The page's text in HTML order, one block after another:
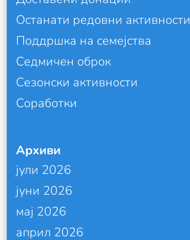
Останати редовни активности
Поддршка на семејства
Седмичен оброк
Сезонски активности
Соработки
Архиви
јули 2026
јуни 2026
мај 2026
април 2026